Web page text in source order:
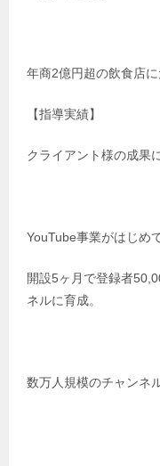
年商2億円超の飲食店
【指導実績】
クライアント様の成果
YouTube事業がはじめ
開設5ヶ月で登録者
ネルに育成。
数万人規模のチャンネ